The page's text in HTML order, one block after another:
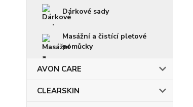
Dárkové sady
Masážní a čistící pleťové
pomůcky
AVON CARE
CLEARSKIN